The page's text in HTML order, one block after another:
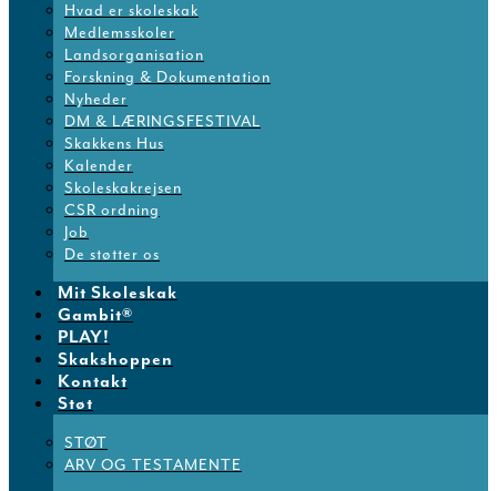
Hvad er skoleskak
Medlemsskoler
Landsorganisation
Forskning & Dokumentation
Nyheder
DM & LÆRINGSFESTIVAL
Skakkens Hus
Kalender
Skoleskakrejsen
CSR ordning
Job
De støtter os
Mit Skoleskak
Gambit®
PLAY!
Skakshoppen
Kontakt
Støt
STØT
ARV OG TESTAMENTE